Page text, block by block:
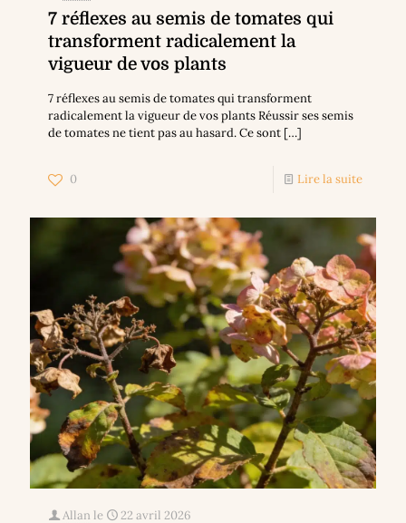
7 réflexes au semis de tomates qui
transforment radicalement la
vigueur de vos plants
7 réflexes au semis de tomates qui transforment
radicalement la vigueur de vos plants Réussir ses semis
de tomates ne tient pas au hasard. Ce sont […]
0 Lire la suite
Allan le 22 avril 2026